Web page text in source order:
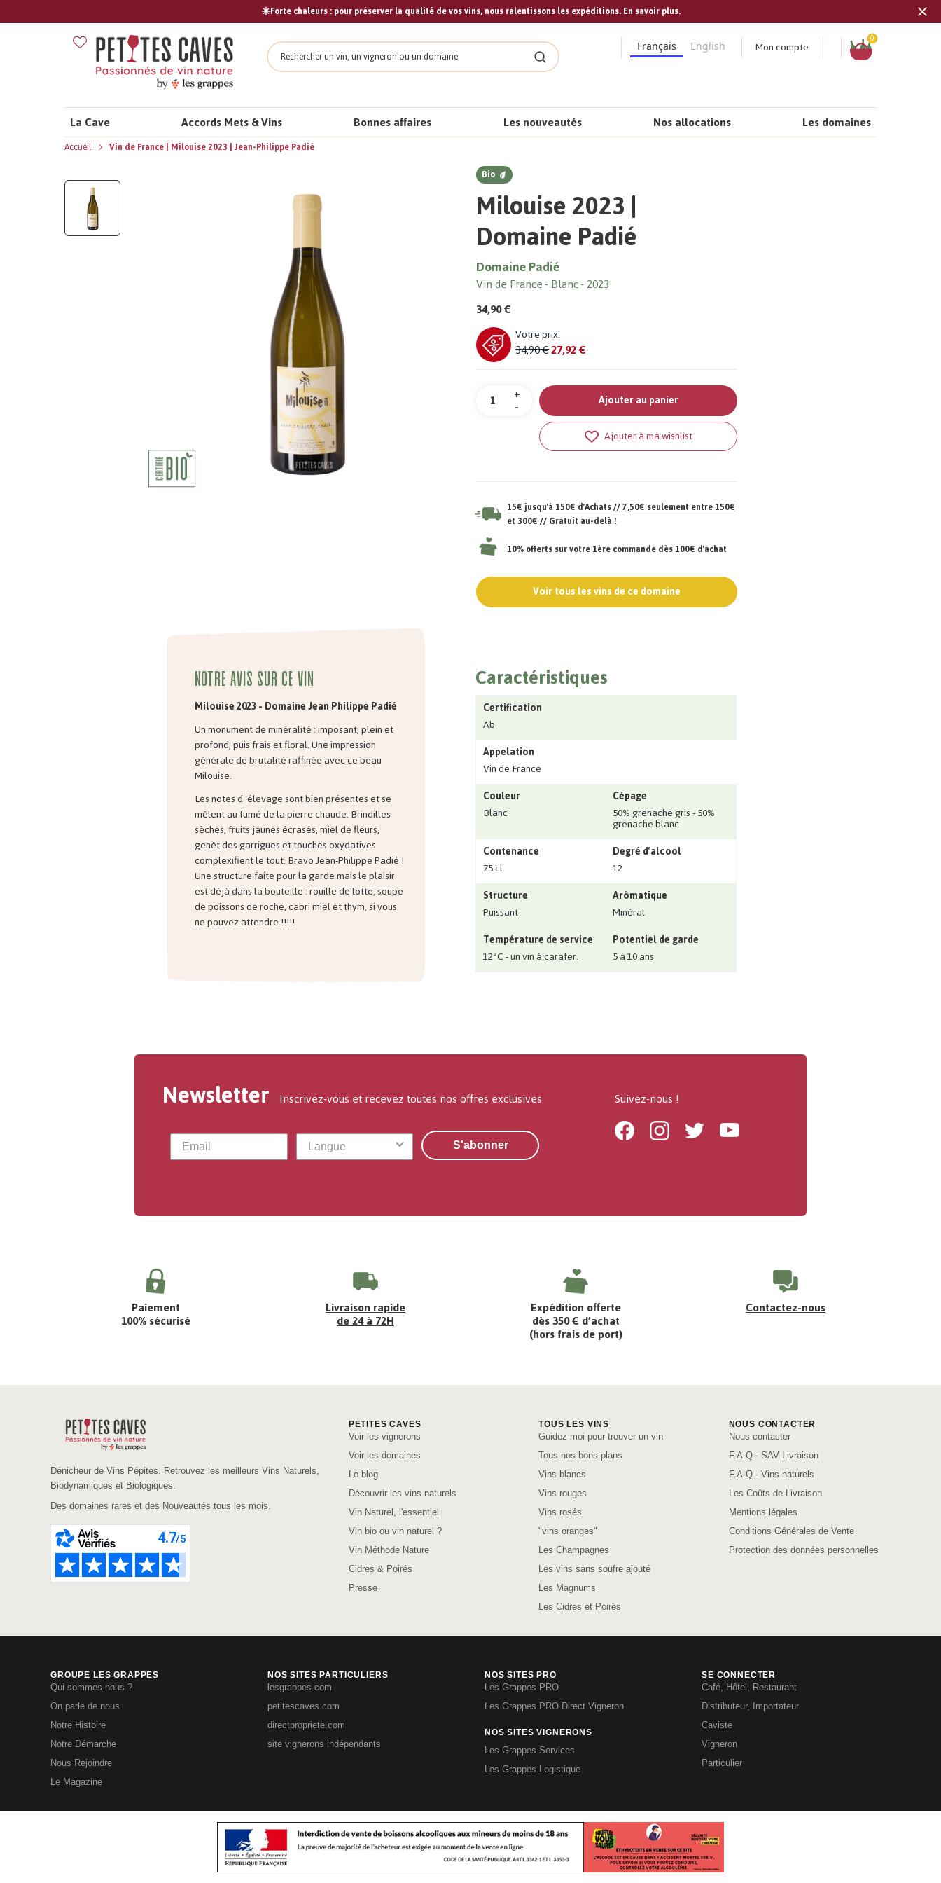
☀️Forte chaleurs : pour préserver la qualité de vos vins, nous ralentissons les expéditions. En savoir plus.
Rechercher
Rechercher
Français English Mon compte
Panier
0
La Cave Accords Mets & Vins Bonnes affaires Les nouveautés Nos allocations Les domaines
Accueil
Vin de France | Milouise 2023 | Jean-Philippe Padié
Bio
Milouise 2023 |
Domaine Padié
Domaine Padié
Vin de France Blanc 2023
34,90 €
Votre prix:
34,90 €27,92 €
Quantité +
-
Ajouter au panier
Ajouter à ma wishlist
15€ jusqu'à 150€ d'Achats // 7,50€ seulement entre 150€
et 300€ // Gratuit au-delà !
10% offerts sur votre 1ère commande dès 100€ d'achat
Voir tous les vins de ce domaine
Notre avis sur ce vin
Milouise 2023 - Domaine Jean Philippe Padié
Un monument de minéralité : imposant, plein et
profond, puis frais et floral. Une impression
générale de brutalité raffinée avec ce beau
Milouise.
Les notes d 'élevage sont bien présentes et se
mêlent au fumé de la pierre chaude. Brindilles
sèches, fruits jaunes écrasés, miel de fleurs,
genêt des garrigues et touches oxydatives
complexifient le tout. Bravo Jean-Philippe Padié !
Une structure faite pour la garde mais le plaisir
est déjà dans la bouteille : rouille de lotte, soupe
de poissons de roche, cabri miel et thym, si vous
ne pouvez attendre !!!!!
Caractéristiques
Certification
Ab
Appelation
Vin de France
Couleur
Blanc
Cépage
50% grenache gris - 50%
grenache blanc
Contenance
75 cl
Degré d'alcool
12
Structure
Puissant
Arômatique
Minéral
Température de service
12°C - un vin à carafer.
Potentiel de garde
5 à 10 ans
Newsletter Inscrivez-vous et recevez toutes nos offres exclusives
S'abonner
Suivez-nous !
FacebookInstagramTwitter Youtube
Paiement
100% sécurisé
Livraison rapide
de 24 à 72H
Expédition offerte
dès 350 € d’achat
(hors frais de port)
Contactez-nous
Dénicheur de Vins Pépites. Retrouvez les meilleurs Vins Naturels,
Biodynamiques et Biologiques.
Des domaines rares et des Nouveautés tous les mois.
PETITES CAVES
Voir les vignerons
Voir les domaines
Le blog
Découvrir les vins naturels
Vin Naturel, l'essentiel
Vin bio ou vin naturel ?
Vin Méthode Nature
Cidres & Poirés
Presse
TOUS LES VINS
Guidez-moi pour trouver un vin
Tous nos bons plans
Vins blancs
Vins rouges
Vins rosés
"vins oranges"
Les Champagnes
Les vins sans soufre ajouté
Les Magnums
Les Cidres et Poirés
NOUS CONTACTER
Nous contacter
F.A.Q - SAV Livraison
F.A.Q - Vins naturels
Les Coûts de Livraison
Mentions légales
Conditions Générales de Vente
Protection des données personnelles
GROUPE LES GRAPPES
Qui sommes-nous ?
On parle de nous
Notre Histoire
Notre Démarche
Nous Rejoindre
Le Magazine
NOS SITES PARTICULIERS
lesgrappes.com
petitescaves.com
directpropriete.com
site vignerons indépendants
NOS SITES PRO
Les Grappes PRO
Les Grappes PRO Direct Vigneron
NOS SITES VIGNERONS
Les Grappes Services
Les Grappes Logistique
SE CONNECTER
Café, Hôtel, Restaurant
Distributeur, Importateur
Caviste
Vigneron
Particulier